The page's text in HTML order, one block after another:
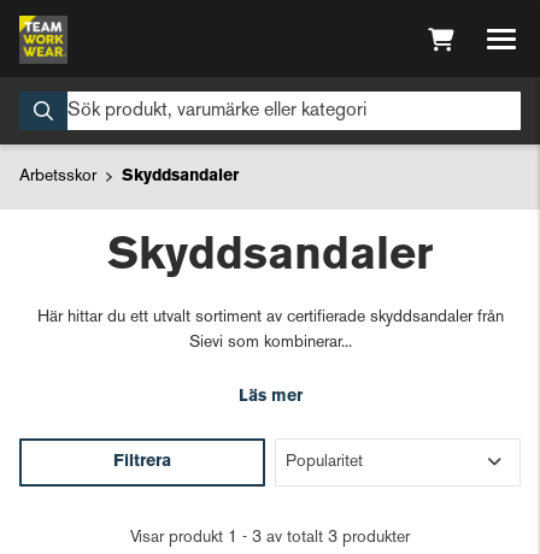
Arbetsskor Skyddsandaler
Skyddsandaler
Här hittar du ett utvalt sortiment av certifierade skyddsandaler från
Sievi som kombinerar...
Läs mer
Filtrera
Visar produkt 1 - 3 av totalt 3 produkter